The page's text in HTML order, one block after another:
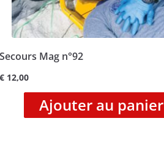
Secours Mag n°92
€ 12,00
Ajouter au panier